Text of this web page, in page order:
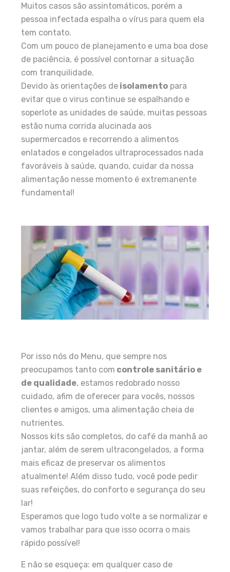
Muitos casos são assintomáticos, porém a
pessoa infectada espalha o vírus para quem ela
tem contato.
Com um pouco de planejamento e uma boa dose
de paciência, é possível contornar a situação
com tranquilidade.
Devido às orientações de isolamento para
evitar que o virus continue se espalhando e
soperlote as unidades de saúde, muitas pessoas
estão numa corrida alucinada aos
supermercados e recorrendo a alimentos
enlatados e congelados ultraprocessados nada
favoráveis à saúde, quando, cuidar da nossa
alimentação nesse momento é extremanente
fundamental!
Por isso nós do Menu, que sempre nos
preocupamos tanto com controle sanitário e
de qualidade, estamos redobrado nosso
cuidado, afim de oferecer para vocês, nossos
clientes e amigos, uma alimentação cheia de
nutrientes.
Nossos kits são completos, do café da manhã ao
jantar, além de serem ultracongelados, a forma
mais eficaz de preservar os alimentos
atualmente! Além disso tudo, você pode pedir
suas refeições, do conforto e segurança do seu
lar!
Esperamos que logo tudo volte a se normalizar e
vamos trabalhar para que isso ocorra o mais
rápido possível!
E não se esqueça: em qualquer caso de